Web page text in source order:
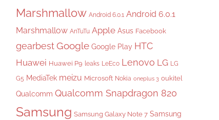
Marshmallow Android 6.0.1 Android 6.0.1
Marshmallow AnTuTu Apple Asus Facebook
gearbestGoogle Google Play HTC
Huawei Huawei P9 leaks LeEco Lenovo LG LG
G5 MediaTek meizu Microsoft Nokia oneplus 3 oukitel
Qualcomm Qualcomm Snapdragon 820
Samsung Samsung Galaxy Note 7 Samsung